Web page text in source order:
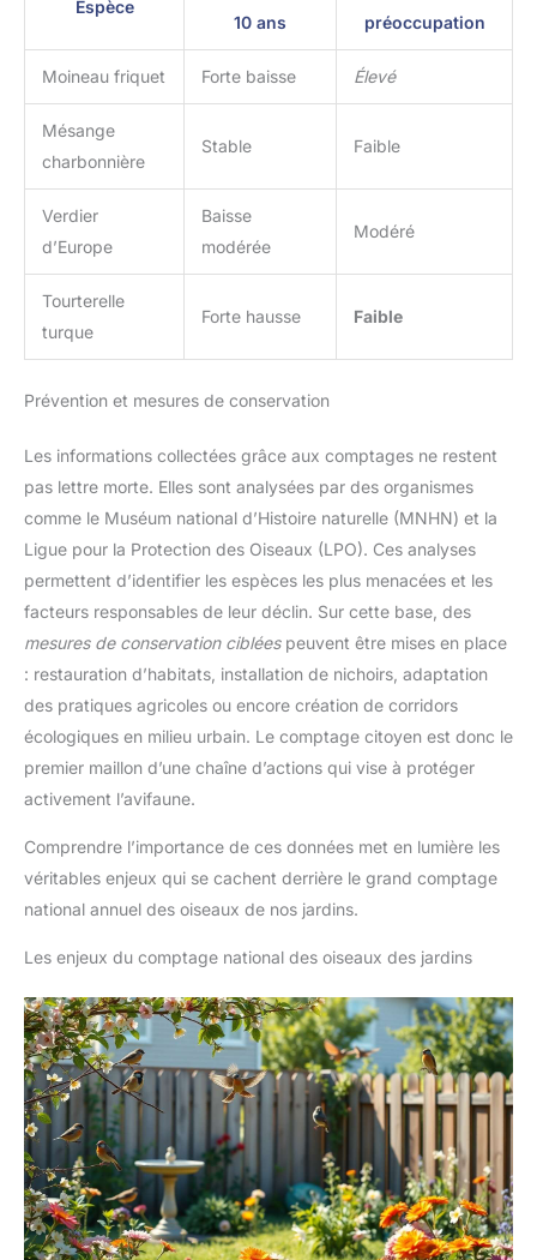
Espèce
10 ans
préoccupation
Moineau friquet Forte baisse Élevé
Mésange
charbonnière
Stable Faible
Verdier
d’Europe
Baisse
modérée
Modéré
Tourterelle
turque
Forte hausse Faible
Prévention et mesures de conservation
Les informations collectées grâce aux comptages ne restent
pas lettre morte. Elles sont analysées par des organismes
comme le Muséum national d’Histoire naturelle (MNHN) et la
Ligue pour la Protection des Oiseaux (LPO). Ces analyses
permettent d’identifier les espèces les plus menacées et les
facteurs responsables de leur déclin. Sur cette base, des
mesures de conservation cibléespeuvent être mises en place
: restauration d’habitats, installation de nichoirs, adaptation
des pratiques agricoles ou encore création de corridors
écologiques en milieu urbain. Le comptage citoyen est donc le
premier maillon d’une chaîne d’actions qui vise à protéger
activement l’avifaune.
Comprendre l’importance de ces données met en lumière les
véritables enjeux qui se cachent derrière le grand comptage
national annuel des oiseaux de nos jardins.
Les enjeux du comptage national des oiseaux des jardins